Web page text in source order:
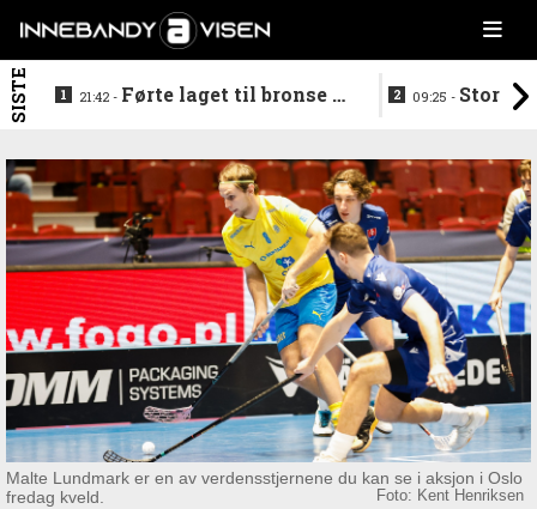
SISTE 21:42 - Førte laget til bronse -
09:25 -
Malte Lundmark er en av verdensstjernene du kan se i aksjon i Oslo
fredag kveld.
Foto: Kent Henriksen